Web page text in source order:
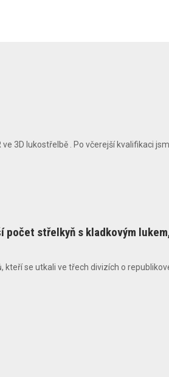
3D lukostřelbě . Po včerejší kvalifikaci
střelkyň s kladkovým
se utkali ve třech divizích o